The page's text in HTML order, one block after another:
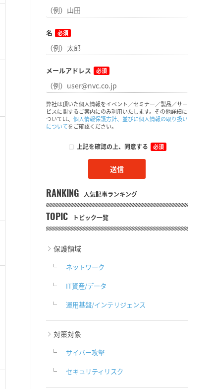
名 必須
メールアドレス 必須
弊社は頂いた個人情報をイベント／セミナー／製品／サー
ビスに関するご案内にのみ利用いたします。その他詳細に
ついては、 個人情報保護方針、並びに個人情報の取り扱い
についてをご確認ください。
上記を確認の上、同意する 必須
RANKING 人気記事ランキング
TOPIC トピック一覧
保護領域
ネットワーク
IT資産/データ
運用基盤/インテリジェンス
対策対象
サイバー攻撃
セキュリティリスク